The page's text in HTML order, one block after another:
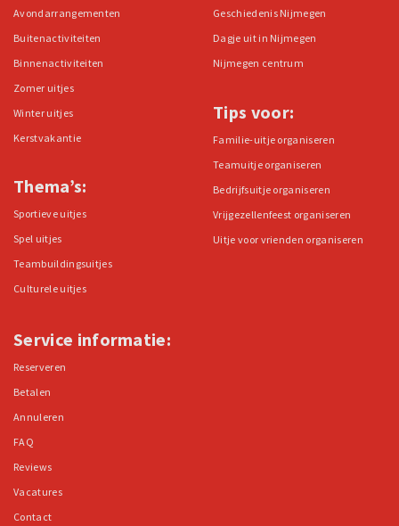
Avondarrangementen
Buitenactiviteiten
Binnenactiviteiten
Zomer uitjes
Winter uitjes
Kerstvakantie
Thema’s:
Sportieve uitjes
Spel uitjes
Teambuildingsuitjes
Culturele uitjes
Geschiedenis Nijmegen
Dagje uit in Nijmegen
Nijmegen centrum
Tips voor:
Familie-uitje organiseren
Teamuitje organiseren
Bedrijfsuitje organiseren
Vrijgezellenfeest organiseren
Uitje voor vrienden organiseren
Service informatie:
Reserveren
Betalen
Annuleren
FAQ
Reviews
Vacatures
Contact